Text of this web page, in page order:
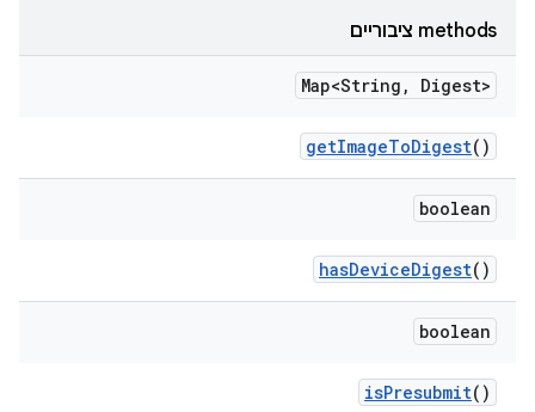
‫methods ציבוריים
Map<String , Digest>
getImageToDigest()
boolean
hasDeviceDigest()
boolean
isPresubmit()